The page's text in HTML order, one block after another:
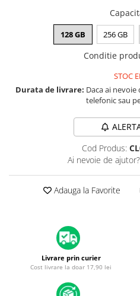
A1466 (13” 2012-2017)
A1932 (13” 2018-2019)
A2681 (M2 13” 2022)
A3240 (M4 13” 2025)
A1278 (Unibody 13” 2009-2012)
A1286 (Unibody 15” 2008-2012)
A1342 (Unibody 13” 2009-2010)
A1534 (Retina 12” 2015-2017)
Piese & Accesorii iPhone
iPhone 16 Pro Max
128 GB 256 GB
Conditie
STOC
Durata de livrare: Daca ai
telefonic sau
Cod Produs:
Ai nevoie de ajutor?
Adauga la Favorite
Livrare prin curier
Cost livrare la doar 17,90 lei